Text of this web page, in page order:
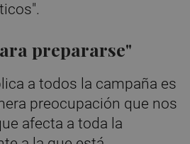
prepararse"
a todos la campaña es
preocupación que nos
afecta a toda la